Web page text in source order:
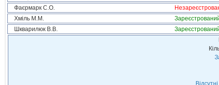
Фаєрмарк С.О.
Хміль М.М.
Шкварилюк В.В.